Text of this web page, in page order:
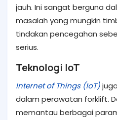
jauh. Ini sangat berguna
masalah yang mungkin
tindakan pencegahan
serius.
Teknologi IoT
Internet of Things (IoT)
dalam perawatan forklift.
memantau berbagai